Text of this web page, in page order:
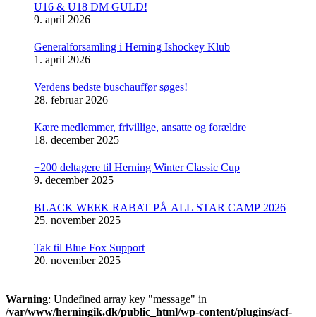
U16 & U18 DM GULD!
9. april 2026
Generalforsamling i Herning Ishockey Klub
1. april 2026
Verdens bedste buschauffør søges!
28. februar 2026
Kære medlemmer, frivillige, ansatte og forældre
18. december 2025
+200 deltagere til Herning Winter Classic Cup
9. december 2025
BLACK WEEK RABAT PÅ ALL STAR CAMP 2026
25. november 2025
Tak til Blue Fox Support
20. november 2025
Warning: Undefined array key "message" in
/var/www/herningik.dk/public_html/wp-content/plugins/acf-